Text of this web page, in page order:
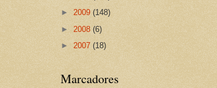
► 2009 (148)
► 2008 (6)
► 2007 (18)
Marcadores